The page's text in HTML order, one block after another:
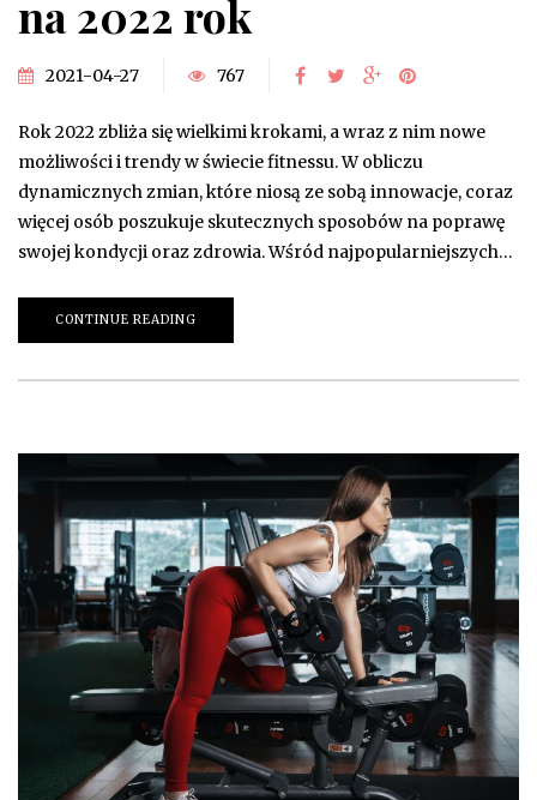
na 2022 rok
2021-04-27 767
Rok 2022 zbliża się wielkimi krokami, a wraz z nim nowe
możliwości i trendy w świecie fitnessu. W obliczu
dynamicznych zmian, które niosą ze sobą innowacje, coraz
więcej osób poszukuje skutecznych sposobów na poprawę
swojej kondycji oraz zdrowia. Wśród najpopularniejszych…
CONTINUE READING